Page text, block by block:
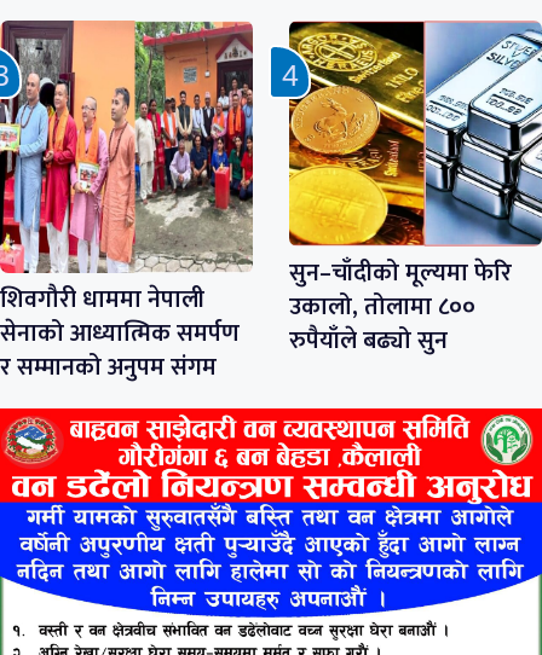
शिवगौरी धाममा नेपाली
सेनाको आध्यात्मिक समर्पण
र सम्मानको अनुपम संगम
सुन–चाँदीको मूल्यमा फेरि
उकालो, तोलामा ८००
रुपैयाँले बढ्यो सुन